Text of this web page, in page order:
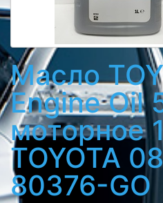
Масло
Engine Oil
моторное
TOYOTA
80376-GO